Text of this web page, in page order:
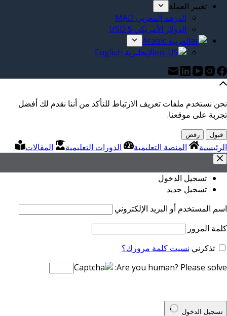
تغيير العملة
الدرهم المغربي MAD
الدولار الأمريكي $ USD
العربية Arabic
الإنجليزية English
نحن نستخدم ملفات تعريف الارتباط للتأكد من أننا نقدم لك أفضل
تجربة على موقعنا.
قبول رفض
الرئيسية المنصة التعليمية الدورات التعليمية المقالات
تسجيل الدخول
تسجيل جديد
اسم المستخدم أو البريد الإلكتروني
كلمة المرور
تذكرني نسيت كلمة مرورك؟
Are you human? Please solve:
تسجيل الدخول